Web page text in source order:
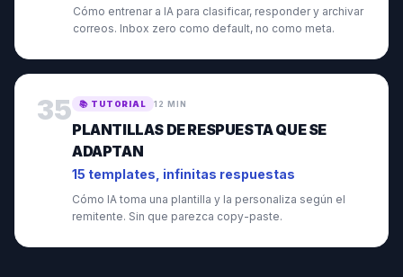
Cómo entrenar a IA para clasificar, responder y archivar
correos. Inbox zero como default, no como meta.
35 📚 TUTORIAL 12 MIN
PLANTILLAS DE RESPUESTA QUE SE
ADAPTAN
15 templates, infinitas respuestas
Cómo IA toma una plantilla y la personaliza según el
remitente. Sin que parezca copy-paste.